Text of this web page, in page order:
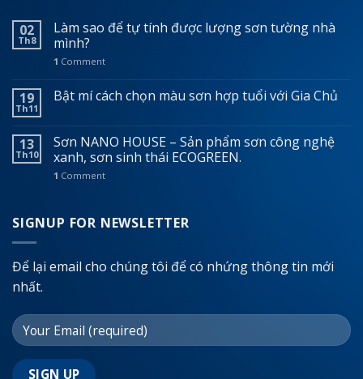
02
Th8
Làm sao để tự tính được lượng sơn tường nhà
mình?
1 Comment
19
Th11
Bật mí cách chọn màu sơn hợp tuổi với Gia Chủ
13
Th10
Sơn NANO HOUSE – Sản phẩm sơn công nghệ
xanh, sơn sinh thái ECOGREEN.
1 Comment
SIGNUP FOR NEWSLETTER
Để lại email cho chúng tôi để có nhứng thông tin mới
nhất.